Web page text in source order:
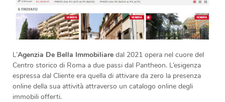
L’Agenzia De Bella Immobiliare dal 2021 opera nel cuore del
Centro storico di Roma a due passi dal Pantheon. L’esigenza
espressa dal Cliente era quella di attivare da zero la presenza
online della sua attività attraverso un catalogo online degli
immobili offerti.